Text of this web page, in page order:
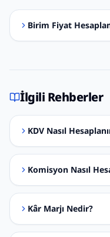
Birim Fiyat
İlgili Rehberler
KDV Nasıl
Komisyon Nasıl
Kâr Marjı Nedir?